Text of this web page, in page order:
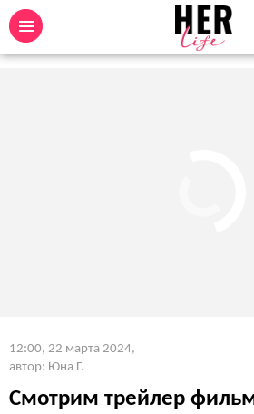
12:00, 22 марта 2024,
автор: Юна Г.
Смотрим трейлер